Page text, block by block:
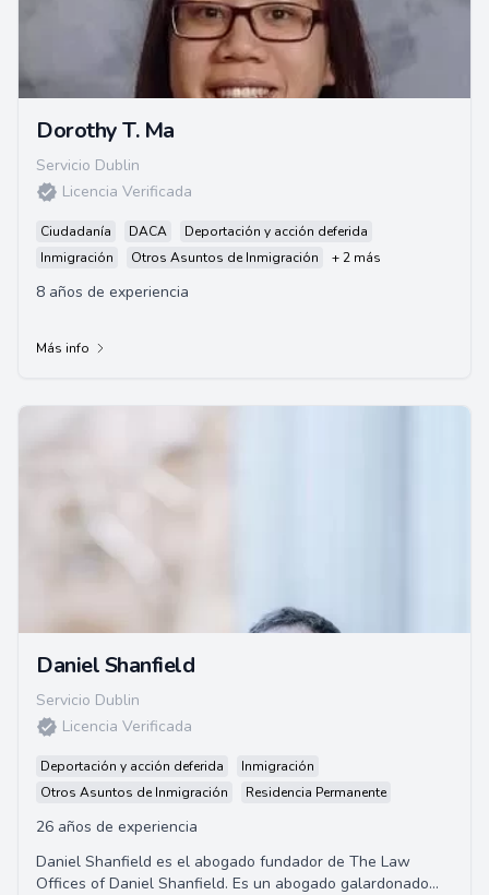
Dorothy T. Ma
Servicio Dublin
Licencia Verificada
Ciudadanía DACA
Deportación y acción deferida
Inmigración
Otros Asuntos de Inmigración + 2 más
8 años de experiencia
Más info
Daniel Shanfield
Servicio Dublin
Licencia Verificada
Deportación y acción deferida
Inmigración
Otros Asuntos de Inmigración
Residencia Permanente
26 años de experiencia
Daniel Shanfield es el abogado fundador de The Law
Offices of Daniel Shanfield. Es un abogado galardonado